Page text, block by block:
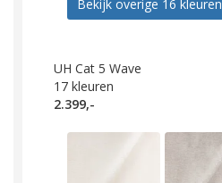
Bekijk overige 16 kleuren
UH Cat 5 Wave
17 kleuren
2.399,-